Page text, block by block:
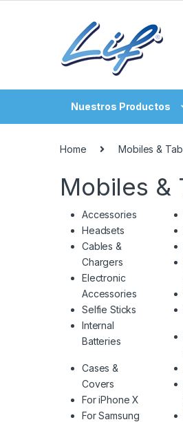
Nuestros Productos
Home Mobiles &
Mobiles &
Accessories
Headsets
Cables &
Chargers
Electronic
Accessories
Selfie Sticks
Internal
Batteries
Cases &
Covers
For iPhone X
For Samsung